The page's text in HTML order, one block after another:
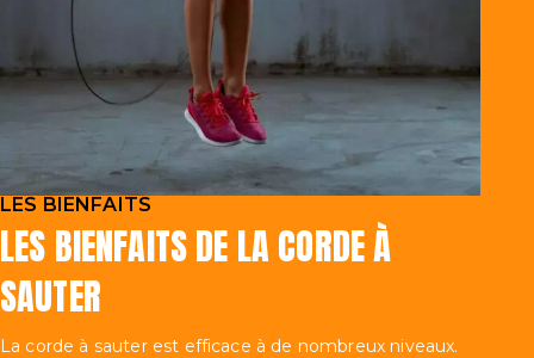
LES BIENFAITS
LES BIENFAITS DE LA CORDE À
SAUTER
La corde à sauter est efficace à de nombreux niveaux.